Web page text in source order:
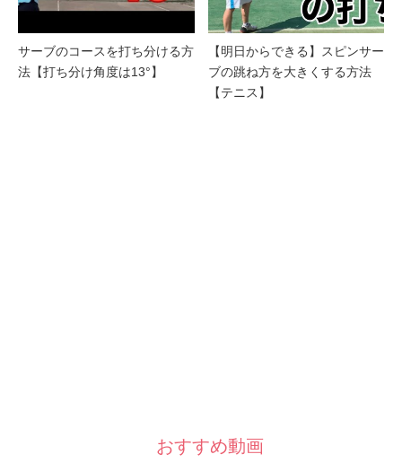
サーブのコースを打ち分ける方
法【打ち分け角度は13°】
【明日からできる】スピンサー
ブの跳ね方を大きくする方法
【テニス】
おすすめ動画